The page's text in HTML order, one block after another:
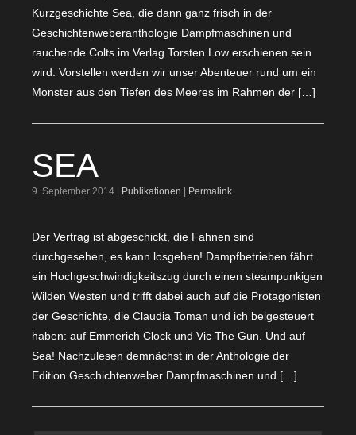
Kurzgeschichte Sea, die dann ganz frisch in der
Geschichtenweberanthologie Dampfmaschinen und
rauchende Colts im Verlag Torsten Low erschienen sein
wird. Vorstellen werden wir unser Abenteuer rund um ein
Monster aus den Tiefen des Meeres im Rahmen der […]
SEA
9. September 2014 | Publikationen Permalink
Der Vertrag ist abgeschickt, die Fahnen sind
durchgesehen, es kann losgehen! Dampfbetrieben fährt
ein Hochgeschwindigkeitszug durch einen steampunkigen
Wilden Westen und trifft dabei auch auf die Protagonisten
der Geschichte, die Claudia Toman und ich beigesteuert
haben: auf Emmerich Clock und Vic The Gun. Und auf
Sea! Nachzulesen demnächst in der Anthologie der
Edition Geschichtenweber Dampfmaschinen und […]